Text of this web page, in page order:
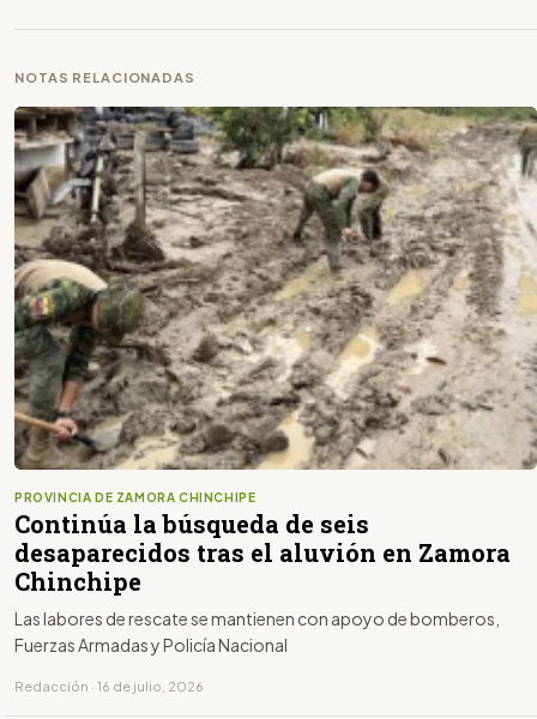
NOTAS RELACIONADAS
PROVINCIA DE ZAMORA CHINCHIPE
Continúa la búsqueda de seis
desaparecidos tras el aluvión en Zamora
Chinchipe
Las labores de rescate se mantienen con apoyo de bomberos,
Fuerzas Armadas y Policía Nacional
Redacción · 16 de julio, 2026